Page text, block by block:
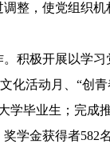
整，使党组织
极开展以学习
化活动月、“创
学毕业生；完成
学金获得者582名